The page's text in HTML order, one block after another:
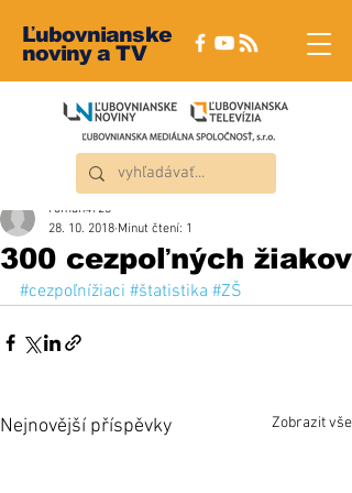
Ľubovnianske
noviny a TV
300 cezpoľných žiakov
roman4723
28. 10. 2018 Minut čtení: 1
#cezpoľnížiaci #štatistika #ZŠ
Nejnovější příspěvky Zobrazit vše